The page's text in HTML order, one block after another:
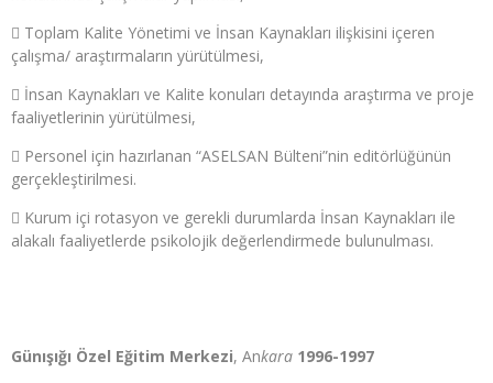
 Toplam Kalite Yönetimi ve İnsan Kaynakları ilişkisini içeren
çalışma/ araştırmaların yürütülmesi,
 İnsan Kaynakları ve Kalite konuları detayında araştırma ve proje
faaliyetlerinin yürütülmesi,
 Personel için hazırlanan “ASELSAN Bülteni”nin editörlüğünün
gerçekleştirilmesi.
 Kurum içi rotasyon ve gerekli durumlarda İnsan Kaynakları ile
alakalı faaliyetlerde psikolojik değerlendirmede bulunulması.
Günışığı Özel Eğitim Merkezi, Ankara 1996-1997